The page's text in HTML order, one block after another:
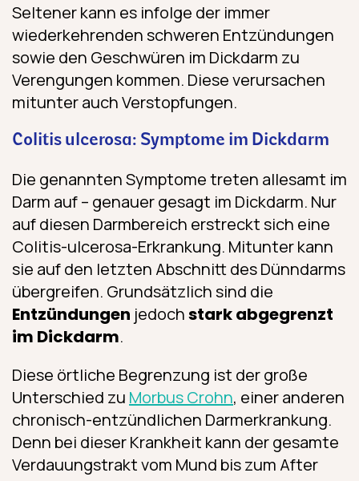
Seltener kann es infolge der immer
wiederkehrenden schweren Entzündungen
sowie den Geschwüren im Dickdarm zu
Verengungen kommen. Diese verursachen
mitunter auch Verstopfungen.
Colitis ulcerosa: Symptome im Dickdarm
Die genannten Symptome treten allesamt im
Darm auf – genauer gesagt im Dickdarm. Nur
auf diesen Darmbereich erstreckt sich eine
Colitis-ulcerosa-Erkrankung. Mitunter kann
sie auf den letzten Abschnitt des Dünndarms
übergreifen. Grundsätzlich sind die
Entzündungen jedochstark abgegrenzt
im Dickdarm.
Diese örtliche Begrenzung ist der große
Unterschied zu Morbus Crohn, einer anderen
chronisch-entzündlichen Darmerkrankung.
Denn bei dieser Krankheit kann der gesamte
Verdauungstrakt vom Mund bis zum After